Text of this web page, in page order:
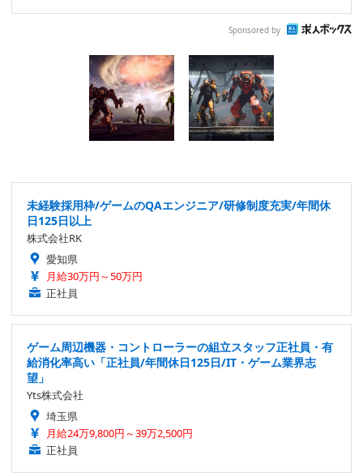
Sponsored by
未経験採用枠/ゲームのQAエンジニア/研修制度充実/年間休
日125日以上
株式会社RK
愛知県
月給30万円～50万円
正社員
ゲーム周辺機器・コントローラーの組立スタッフ正社員・有
給消化率高い「正社員/年間休日125日/IT・ゲーム業界志
望」
Yts株式会社
埼玉県
月給24万9,800円～39万2,500円
正社員